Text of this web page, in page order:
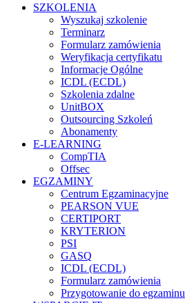
SZKOLENIA
Wyszukaj szkolenie
Terminarz
Formularz zamówienia
Weryfikacja certyfikatu
Informacje Ogólne
ICDL (ECDL)
Szkolenia zdalne
UnitBOX
Outsourcing Szkoleń
Abonamenty
E-LEARNING
CompTIA
Offsec
EGZAMINY
Centrum Egzaminacyjne
PEARSON VUE
CERTIPORT
KRYTERION
PSI
GASQ
ICDL (ECDL)
Formularz zamówienia
Przygotowanie do egzaminu